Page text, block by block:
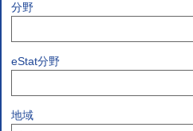
分野
eStat分野
地域